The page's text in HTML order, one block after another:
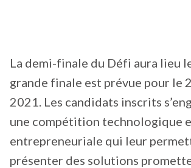
La demi-finale du Défi aura lieu
grande finale est prévue pour le
2021. Les candidats inscrits
une compétition technologique
entrepreneuriale qui leur
présenter des solutions